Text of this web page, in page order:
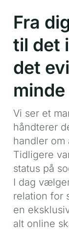
Fra
til det
det
minde
Vi ser et
håndterer
handler om
Tidligere
status på
I dag
relation for
en
alt online